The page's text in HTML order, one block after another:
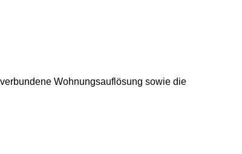
Wohnungsauflösung sowie die